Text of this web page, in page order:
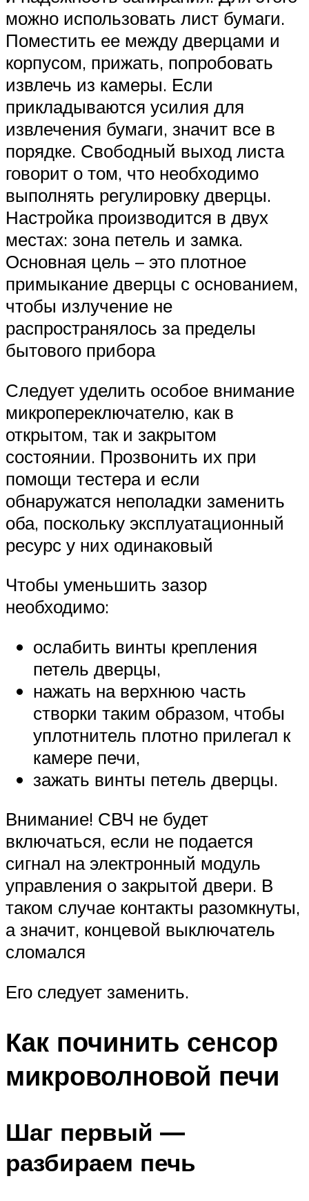
можно использовать лист бумаги.
Поместить ее между дверцами и
корпусом, прижать, попробовать
извлечь из камеры. Если
прикладываются усилия для
извлечения бумаги, значит все в
порядке. Свободный выход листа
говорит о том, что необходимо
выполнять регулировку дверцы.
Настройка производится в двух
местах: зона петель и замка.
Основная цель – это плотное
примыкание дверцы с основанием,
чтобы излучение не
распространялось за пределы
бытового прибора
Следует уделить особое внимание
микропереключателю, как в
открытом, так и закрытом
состоянии. Прозвонить их при
помощи тестера и если
обнаружатся неполадки заменить
оба, поскольку эксплуатационный
ресурс у них одинаковый
Чтобы уменьшить зазор
необходимо:
ослабить винты крепления
петель дверцы,
нажать на верхнюю часть
створки таким образом, чтобы
уплотнитель плотно прилегал к
камере печи,
зажать винты петель дверцы.
Внимание! СВЧ не будет
включаться, если не подается
сигнал на электронный модуль
управления о закрытой двери. В
таком случае контакты разомкнуты,
а значит, концевой выключатель
сломался
Его следует заменить.
Как починить сенсор
микроволновой печи
Шаг первый —
разбираем печь